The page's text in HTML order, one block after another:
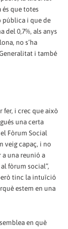
és que totes
pública i que de
del 0,7%, als anys
no s’ha
i també
fer, i crec que això
una certa
Fòrum Social
veig capaç, i no
a una reunió a
fòrum social”,
tinc la intuïció
estem en una
en què